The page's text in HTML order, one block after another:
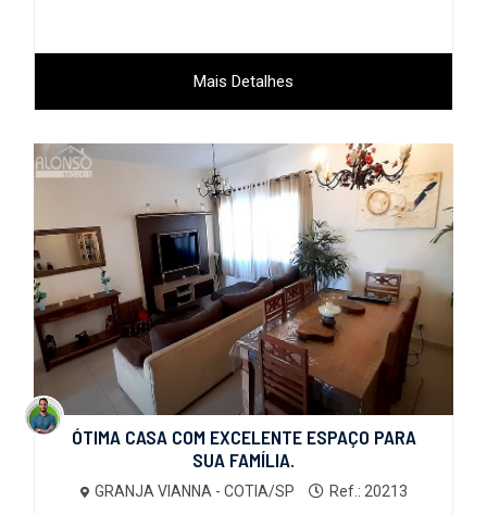
Mais Detalhes
ÓTIMA CASA COM EXCELENTE ESPAÇO PARA
SUA FAMÍLIA.
GRANJA VIANNA - COTIA/SP Ref.: 20213